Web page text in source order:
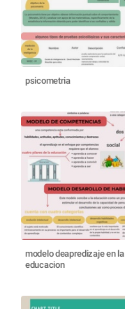
psicometria
modelo deapredizaje en la
educacion